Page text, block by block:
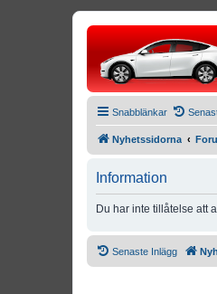
Snabblänkar
Nyhetssidorna
Information
Du har inte tillåtelse att
Senaste Inlägg